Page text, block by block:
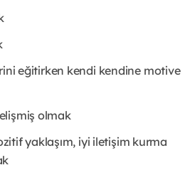
eğitirken kendi kendine motive
olmak
yaklaşım, iyi iletişim kurma